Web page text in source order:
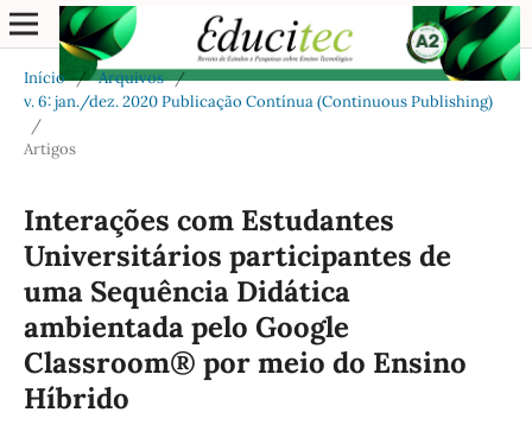
Início / Arquivos /
v. 6: jan./dez. 2020 Publicação Contínua (Continuous Publishing)
/
Artigos
Interações com Estudantes
Universitários participantes de
uma Sequência Didática
ambientada pelo Google
Classroom® por meio do Ensino
Híbrido